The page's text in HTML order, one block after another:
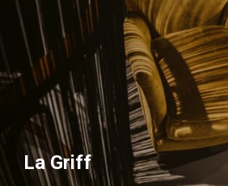
La Griff